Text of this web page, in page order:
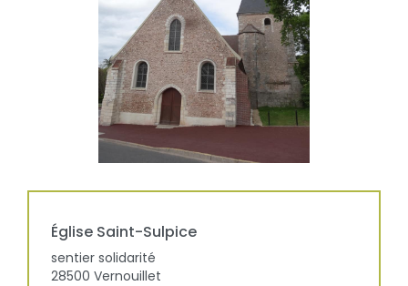
Église Saint-Sulpice
sentier solidarité
28500 Vernouillet